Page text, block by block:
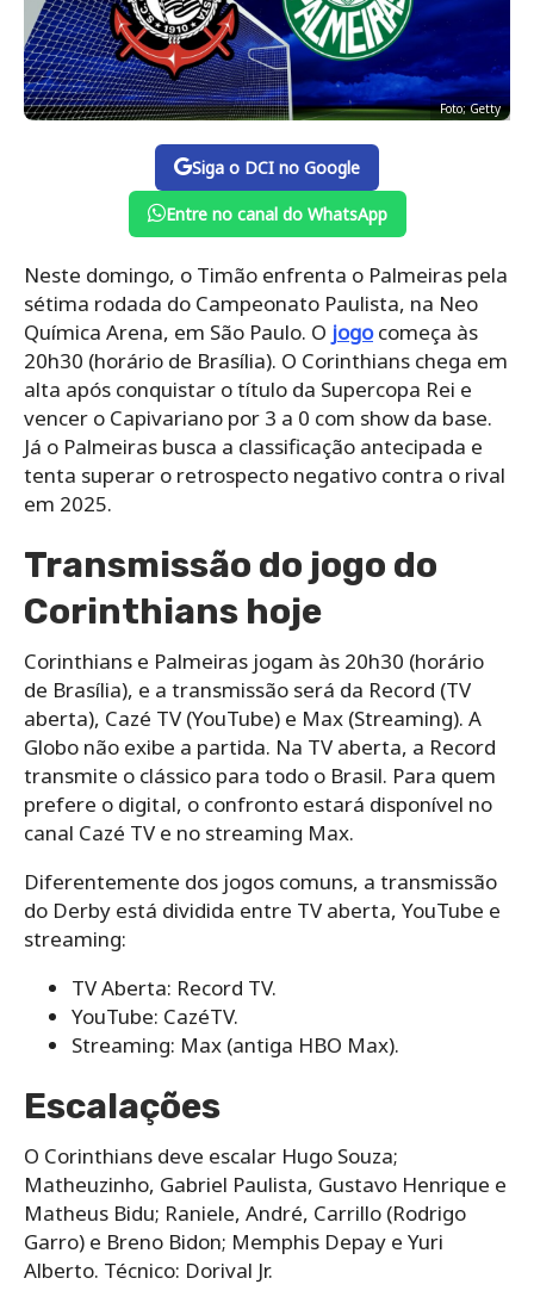
Foto; Getty
Siga o DCI no Google
Entre no canal do WhatsApp
Neste domingo, o Timão enfrenta o Palmeiras pela
sétima rodada do Campeonato Paulista, na Neo
Química Arena, em São Paulo. O jogocomeça às
20h30 (horário de Brasília). O Corinthians chega em
alta após conquistar o título da Supercopa Rei e
vencer o Capivariano por 3 a 0 com show da base.
Já o Palmeiras busca a classificação antecipada e
tenta superar o retrospecto negativo contra o rival
em 2025.
Transmissão do jogo do
Corinthians hoje
Corinthians e Palmeiras jogam às 20h30 (horário
de Brasília), e a transmissão será da Record (TV
aberta), Cazé TV (YouTube) e Max (Streaming). A
Globo não exibe a partida. Na TV aberta, a Record
transmite o clássico para todo o Brasil. Para quem
prefere o digital, o confronto estará disponível no
canal Cazé TV e no streaming Max.
Diferentemente dos jogos comuns, a transmissão
do Derby está dividida entre TV aberta, YouTube e
streaming:
TV Aberta: Record TV.
YouTube: CazéTV.
Streaming: Max (antiga HBO Max).
Escalações
O Corinthians deve escalar Hugo Souza;
Matheuzinho, Gabriel Paulista, Gustavo Henrique e
Matheus Bidu; Raniele, André, Carrillo (Rodrigo
Garro) e Breno Bidon; Memphis Depay e Yuri
Alberto. Técnico: Dorival Jr.